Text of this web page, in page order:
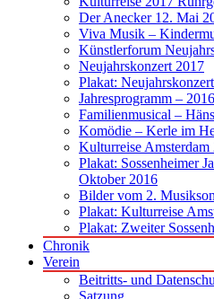
Der Anecker 12. Mai
Viva Musik –
Künstlerforum
Neujahrskonzert 2017
Plakat:
Jahresprogramm –
Familienmusical –
Komödie – Kerle im
Kulturreise Amsterdam
Plakat: Sossenheimer
Oktober 2016
Bilder vom 2.
Plakat: Kulturreise
Plakat: Zweiter
Chronik
Verein
Beitritts- und
Satzung